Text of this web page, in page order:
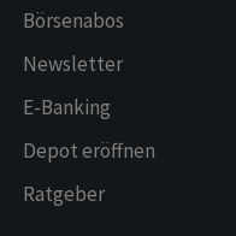
Börsenabos
Newsletter
E-Banking
Depot eröffnen
Ratgeber